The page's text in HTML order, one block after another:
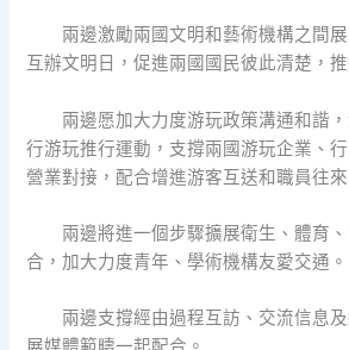
兩邊激勵兩國文明和藝術機構之間
互辦文明日，促進兩國國民彼此清楚，
兩邊愿加大力度游玩政策溝通和諧
行游玩推行運動，支撐兩國游玩企業、
營業對接，配合增進游客互送和職員往來
兩邊將進一個步驟擴展衛生、體育
合，加大力度青年、學術機構友愛交通。
兩邊支撐經由過程互訪、交流信息